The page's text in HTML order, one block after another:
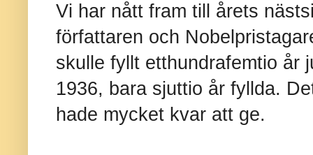
Vi har nått fram till årets
författaren och
skulle fyllt etthundrafemtio år
1936, bara sjuttio år fyllda.
hade mycket kvar att ge.